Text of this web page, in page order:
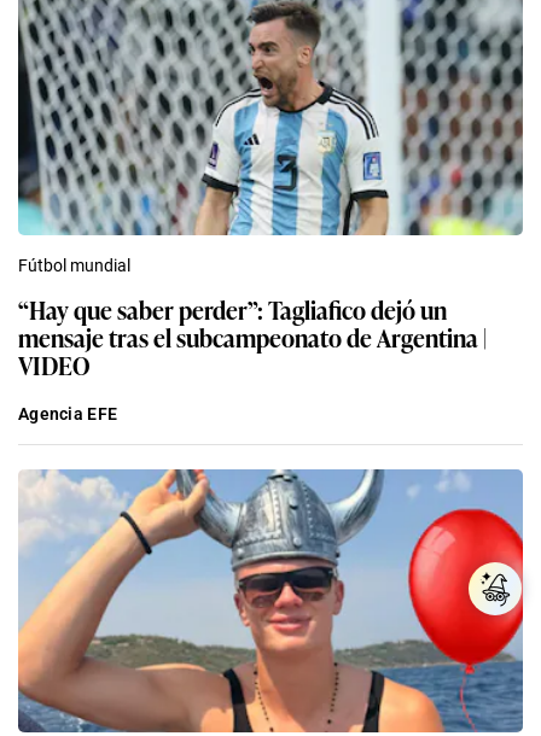
Fútbol mundial
“Hay que saber perder”: Tagliafico dejó un
mensaje tras el subcampeonato de Argentina |
VIDEO
Agencia EFE